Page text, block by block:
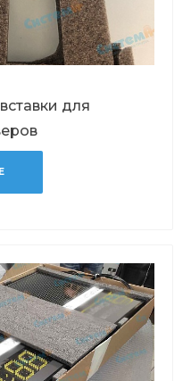
для